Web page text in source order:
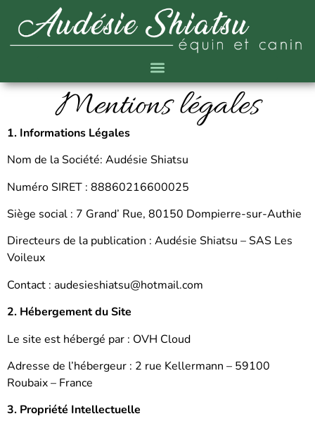
Mentions légales
1. Informations Légales
Nom de la Société: Audésie Shiatsu
Numéro SIRET : 88860216600025
Siège social : 7 Grand’ Rue, 80150 Dompierre-sur-Authie
Directeurs de la publication : Audésie Shiatsu – SAS Les
Voileux
Contact : audesieshiatsu@hotmail.com
2. Hébergement du Site
Le site est hébergé par : OVH Cloud
Adresse de l’hébergeur : 2 rue Kellermann – 59100
Roubaix – France
3. Propriété Intellectuelle